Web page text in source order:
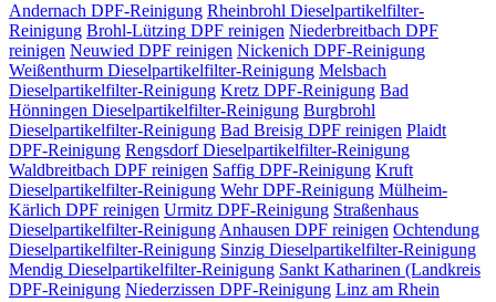
Andernach DPF-Reinigung Rheinbrohl Dieselpartikelfilter-
Reinigung Brohl-Lützing DPF reinigen Niederbreitbach DPF
reinigen Neuwied DPF reinigen Nickenich DPF-Reinigung
Weißenthurm Dieselpartikelfilter-Reinigung Melsbach
Dieselpartikelfilter-Reinigung Kretz DPF-Reinigung Bad
Hönningen Dieselpartikelfilter-Reinigung Burgbrohl
Dieselpartikelfilter-Reinigung Bad Breisig DPF reinigen Plaidt
DPF-Reinigung RengsdorfDieselpartikelfilter-Reinigung
Waldbreitbach DPF reinigen Saffig DPF-Reinigung Kruft
Dieselpartikelfilter-Reinigung WehrDPF-Reinigung Mülheim-
Kärlich DPF reinigen Urmitz DPF-Reinigung Straßenhaus
Dieselpartikelfilter-ReinigungAnhausen DPF reinigen Ochtendung
Dieselpartikelfilter-Reinigung Sinzig Dieselpartikelfilter-Reinigung
Mendig Dieselpartikelfilter-Reinigung Sankt Katharinen (Landkreis
DPF-Reinigung Niederzissen DPF-Reinigung Linz am Rhein